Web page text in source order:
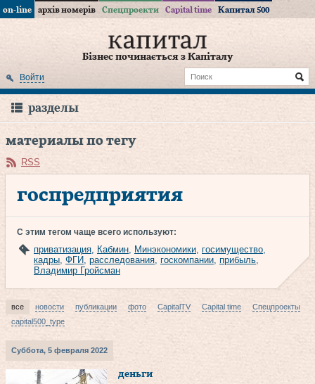
on-line архів номерів Спецпроекти Capital time Капитал 500
Бізнес починається з Капіталу
Войти
разделы
материалы по тегу
RSS
госпредприятия
С этим тегом чаще всего используют:
приватизация, Кабмин, Минэкономики, госимущество,
кадры, ФГИ, расследования, госкомпании, прибыль,
Владимир Гройсман
все новости публикации фото CapitalTV Capital time
Спецпроекты
capital500_type
Суббота, 5 февраля 2022
деньги